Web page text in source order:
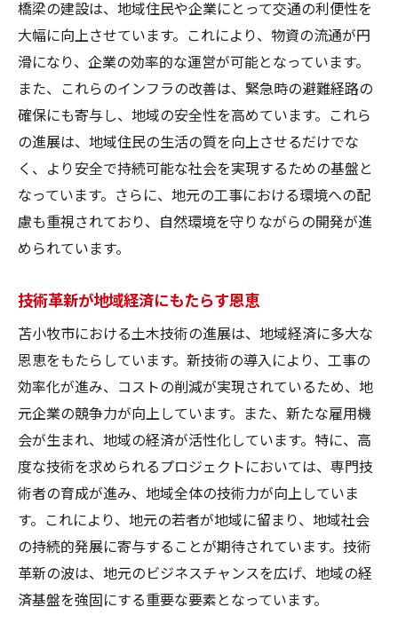
苫小牧市の新たな道路舗装技術がもたらす変化
革新的な舗装技術の効果
安全性向上をめざす新技術
舗装技術がもたらす持続可能性
コスト削減を実現する技術革新
住民の生活に直結する変化
道路インフラの未来を見据えて
地元企業と連携した苫小牧市の土木革新の取り
組み
企業と行政の協力による革新事例
地域特性を活かしたプロジェクト
新たな技術開発と地元企業の役割
地元のイノベーションを駆使した成功例
持続可能な開発を目指す地域連携
苫小牧市での土木技術革新が未来の可能性を拡
げる
革新技術が示す未来の方向性
未来志向の土木プロジェクト事例
技術革新が描く次世代インフラの姿
持続可能な未来を担う技術の可能性
橋梁の建設は、地域住民や企業にとって交通の利便性を
大幅に向上させています。これにより、物資の流通が円
滑になり、企業の効率的な運営が可能となっています。
また、これらのインフラの改善は、緊急時の避難経路の
確保にも寄与し、地域の安全性を高めています。これら
の進展は、地域住民の生活の質を向上させるだけでな
く、より安全で持続可能な社会を実現するための基盤と
なっています。さらに、地元の工事における環境への配
慮も重視されており、自然環境を守りながらの開発が進
められています。
技術革新が地域経済にもたらす恩恵
苫小牧市における土木技術の進展は、地域経済に多大な
恩恵をもたらしています。新技術の導入により、工事の
効率化が進み、コストの削減が実現されているため、地
元企業の競争力が向上しています。また、新たな雇用機
会が生まれ、地域の経済が活性化しています。特に、高
度な技術を求められるプロジェクトにおいては、専門技
術者の育成が進み、地域全体の技術力が向上していま
す。これにより、地元の若者が地域に留まり、地域社会
の持続的発展に寄与することが期待されています。技術
革新の波は、地元のビジネスチャンスを広げ、地域の経
済基盤を強固にする重要な要素となっています。